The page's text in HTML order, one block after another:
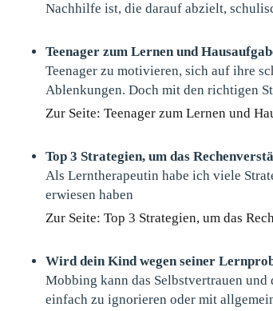
Nachhilfe ist, die darauf abzielt,
Teenager zum Lernen und
Teenager zu motivieren, sich auf ihre
Ablenkungen. Doch mit den richtigen
Zur Seite: Teenager zum Lernen und
Top 3 Strategien, um das
Als Lerntherapeutin habe ich viele
erwiesen haben
Zur Seite: Top 3 Strategien, um das
Wird dein Kind wegen seiner
Mobbing kann das Selbstvertrauen
einfach zu ignorieren oder mit